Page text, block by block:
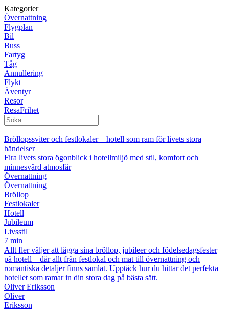
Kategorier
Övernattning
Flygplan
Bil
Buss
Fartyg
Tåg
Annullering
Flykt
Äventyr
Resor
ResaFrihet
Bröllopssviter och festlokaler – hotell som ram för livets stora
händelser
Fira livets stora ögonblick i hotellmiljö med stil, komfort och
minnesvärd atmosfär
Övernattning
Övernattning
Bröllop
Festlokaler
Hotell
Jubileum
Livsstil
7 min
Allt fler väljer att lägga sina bröllop, jubileer och födelsedagsfester
på hotell – där allt från festlokal och mat till övernattning och
romantiska detaljer finns samlat. Upptäck hur du hittar det perfekta
hotellet som ramar in din stora dag på bästa sätt.
Oliver Eriksson
Oliver
Eriksson